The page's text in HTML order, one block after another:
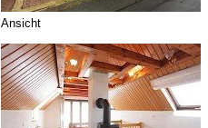
Ansicht